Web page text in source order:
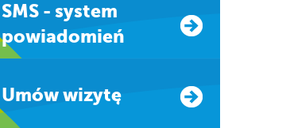
SMS - system
powiadomień
Umów wizytę